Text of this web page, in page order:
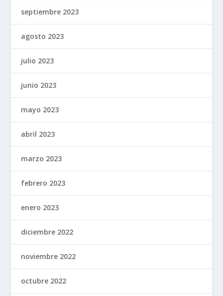
septiembre 2023
agosto 2023
julio 2023
junio 2023
mayo 2023
abril 2023
marzo 2023
febrero 2023
enero 2023
diciembre 2022
noviembre 2022
octubre 2022